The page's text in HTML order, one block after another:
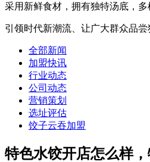
采用新鲜食材，拥有独特汤底，多
引领时代新潮流、让广大群众品
全部新闻
加盟快讯
行业动态
公司动态
营销策划
选址评估
饺子云吞加盟
特色水饺开店怎么样